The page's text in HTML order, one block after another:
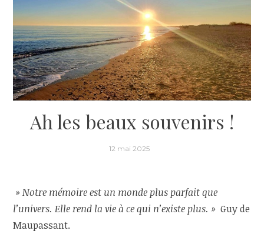
Ah les beaux souvenirs !
12 mai 2025
» Notre mémoire est un monde plus parfait que
l’univers. Elle rend la vie à ce qui n’existe plus. »Guy de
Maupassant.